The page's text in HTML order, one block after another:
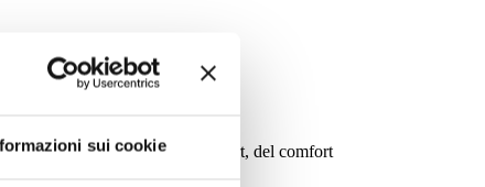
sui cookie
ideali per gli amanti dello sport, del comfort